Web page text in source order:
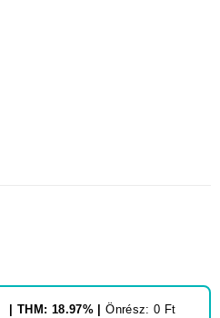
| THM: 18.97% |Önrész: 0 Ft